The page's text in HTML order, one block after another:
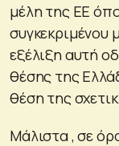
μέλη της ΕΕ
συγκεκριμένου
εξέλιξη αυτή
θέσης της
θέση της
Μάλιστα , σε